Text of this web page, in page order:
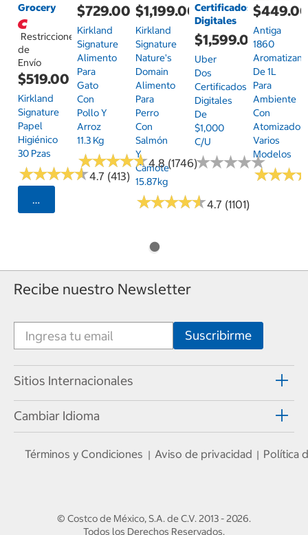
Grocery
Restricciones
de
Envío
$519.00
Kirkland
Signature
Papel
Higiénico
30 Pzas
★★★★★
★★★★★4.7 (413)
Seleccionar Código Postal
$729.00
Kirkland
Signature
Alimento
Para
Gato
Con
Pollo Y
Arroz
11.3 Kg
★★★★★
★★★★★4.8 (1746)
$1,199.00
Kirkland
Signature
Nature's
Domain
Alimento
Para
Perro
Con
Salmón
Y
Camote
15.87kg
★★★★★
★★★★★4.7 (1101)
Certificados
Digitales
$1,599.00
Uber
Dos
Certificados
Digitales
De
$1,000
C/u
★★★★★
★★★★★
Antiga
1860
De 1L
Para
Ambiente
Con
Atomizador,
Varios
Modelos
★★★
★★★
Recibe nuestro Newsletter
Sitios Internacionales
Cambiar Idioma
Términos y Condiciones | Aviso de privacidad | Política
© Costco de México, S.A. de C.V.2013 - 2026.
Todos los Derechos Reservados.